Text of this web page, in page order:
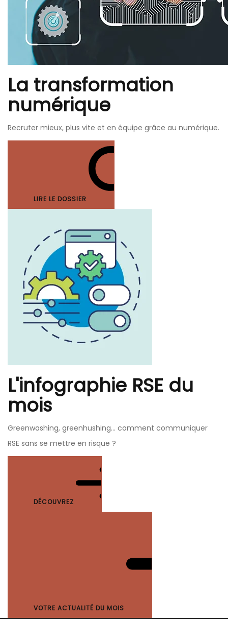
La transformation
numérique
Recruter mieux, plus vite et en équipe grâce au numérique.
LIRE LE DOSSIER
L'infographie RSE du
mois
Greenwashing, greenhushing… comment communiquer
RSE sans se mettre en risque ?
DÉCOUVREZ
VOTRE ACTUALITÉ DU MOIS